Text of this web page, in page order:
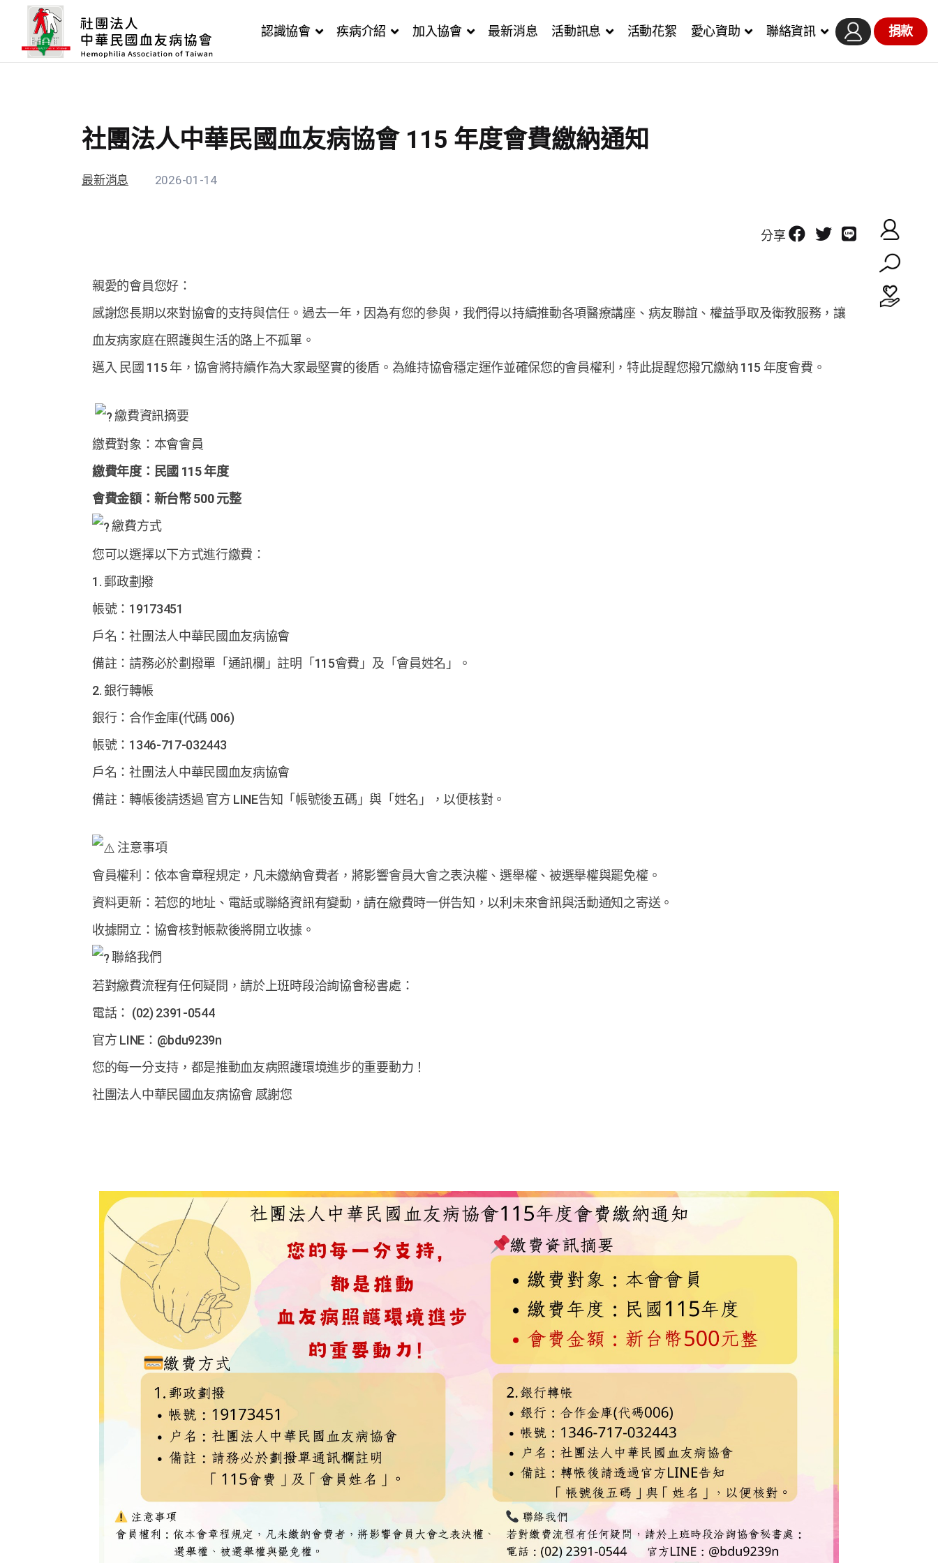
認識協會 疾病介紹 加入協會 最新消息 活動訊息 活動花絮 愛心資助 聯絡資訊 捐款
社團法人中華民國血友病協會 115 年度會費繳納通知
最新消息 2026-01-14
分享
親愛的會員您好：
感謝您長期以來對協會的支持與信任。過去一年，因為有您的參與，我們得以持續推動各項醫療講座、病友聯誼、權益爭取及衛教服務，讓
血友病家庭在照護與生活的路上不孤單。
邁入 民國 115 年，協會將持續作為大家最堅實的後盾。為維持協會穩定運作並確保您的會員權利，特此提醒您撥冗繳納 115 年度會費。
繳費資訊摘要
繳費對象：本會會員
繳費年度：民國 115 年度
會費金額：新台幣 500 元整
繳費方式
您可以選擇以下方式進行繳費：
1. 郵政劃撥
帳號：19173451
戶名：社團法人中華民國血友病協會
備註：請務必於劃撥單「通訊欄」註明「115會費」及「會員姓名」。
2. 銀行轉帳
銀行：合作金庫(代碼 006)
帳號：1346-717-032443
戶名：社團法人中華民國血友病協會
備註：轉帳後請透過 官方 LINE告知「帳號後五碼」與「姓名」，以便核對。
注意事項
會員權利：依本會章程規定，凡未繳納會費者，將影響會員大會之表決權、選舉權、被選舉權與罷免權。
資料更新：若您的地址、電話或聯絡資訊有變動，請在繳費時一併告知，以利未來會訊與活動通知之寄送。
收據開立：協會核對帳款後將開立收據。
聯絡我們
若對繳費流程有任何疑問，請於上班時段洽詢協會秘書處：
電話： (02) 2391-0544
官方 LINE：@bdu9239n
您的每一分支持，都是推動血友病照護環境進步的重要動力！
社團法人中華民國血友病協會 感謝您